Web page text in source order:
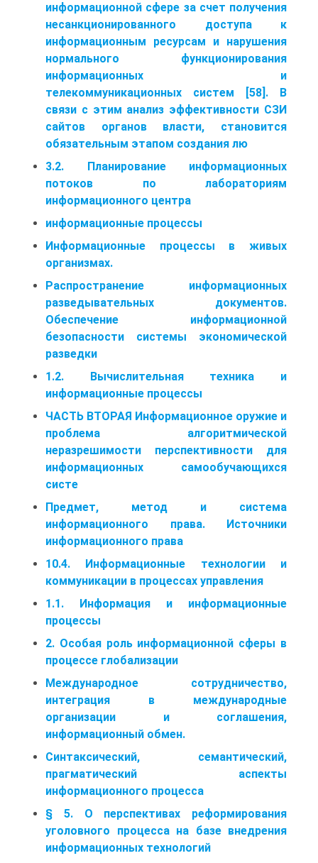
информационной сфере за счет получения
несанкционированного доступа к
информационным ресурсам и нарушения
нормального функционирования
информационных и
телекоммуникационных систем [58]. В
связи с этим анализ эффективности СЗИ
сайтов органов власти, становится
обязательным этапом создания лю
3.2. Планирование информационных
потоков по лабораториям
информационного центра
информационные процессы
Информационные процессы в живых
организмах.
Распространение информационных
разведывательных документов.
Обеспечение информационной
безопасности системы экономической
разведки
1.2. Вычислительная техника и
информационные процессы
ЧАСТЬ ВТОРАЯ Информационное оружие и
проблема алгоритмической
неразрешимости перспективности для
информационных самообучающихся
систе
Предмет, метод и система
информационного права. Источники
информационного права
10.4. Информационные технологии и
коммуникации в процессах управления
1.1. Информация и информационные
процессы
2. Особая роль информационной сферы в
процессе глобализации
Международное сотрудничество,
интеграция в международные
организации и соглашения,
информационный обмен.
Синтаксический, семантический,
прагматический аспекты
информационного процесса
§ 5. О перспективах реформирования
уголовного процесса на базе внедрения
информационных технологий